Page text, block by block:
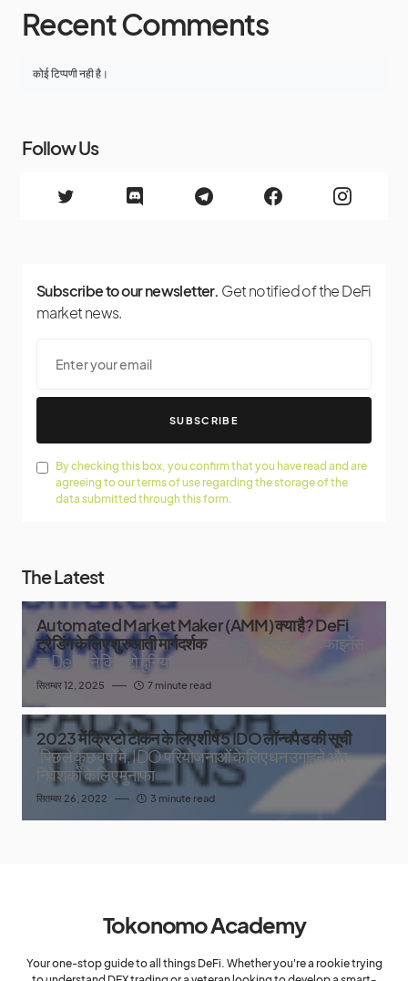
Recent Comments
कोई टिप्पणी नही है।
Follow Us
Subscribe to our newsletter. Get notified of the DeFi
market news.
SUBSCRIBE
By checking this box, you confirm that you have read and are
agreeing to our terms of use regarding the storage of the
data submitted through this form.
The Latest
Automated Market Maker (AMM) क्या है? DeFi
ट्रेडिंग के लिए शुरुआती मार्गदर्शक
परिचय डेसेंट्रलाइज़्ड फाइनेंस,
या DeFi, ने क्रिप्टो दुनिया में क्रांति ला दी है
सितम्बर 12, 2025 7 minute read
2023 में क्रिप्टो टोकन के लिए शीर्ष 5 IDO लॉन्चपैड की सूची
पिछले कुछ वर्षों में, IDO परियोजनाओं के लिए धन उगाहने और
निवेशकों के लिए मुनाफा
सितम्बर 26, 2022 3 minute read
Tokonomo Academy
Your one-stop guide to all things DeFi. Whether you're a rookie trying